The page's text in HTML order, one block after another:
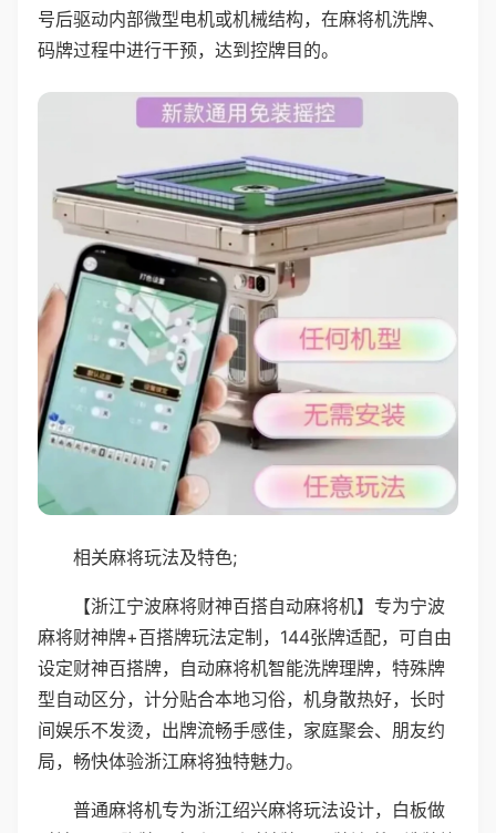
号后驱动内部微型电机或机械结构，在麻将机洗牌、
码牌过程中进行干预，达到控牌目的。
相关麻将玩法及特色;
【浙江宁波麻将财神百搭自动麻将机】专为宁波
麻将财神牌+百搭牌玩法定制，144张牌适配，可自由
设定财神百搭牌，自动麻将机智能洗牌理牌，特殊牌
型自动区分，计分贴合本地习俗，机身散热好，长时
间娱乐不发烫，出牌流畅手感佳，家庭聚会、朋友约
局，畅快体验浙江麻将独特魅力。
普通麻将机专为浙江绍兴麻将玩法设计，白板做